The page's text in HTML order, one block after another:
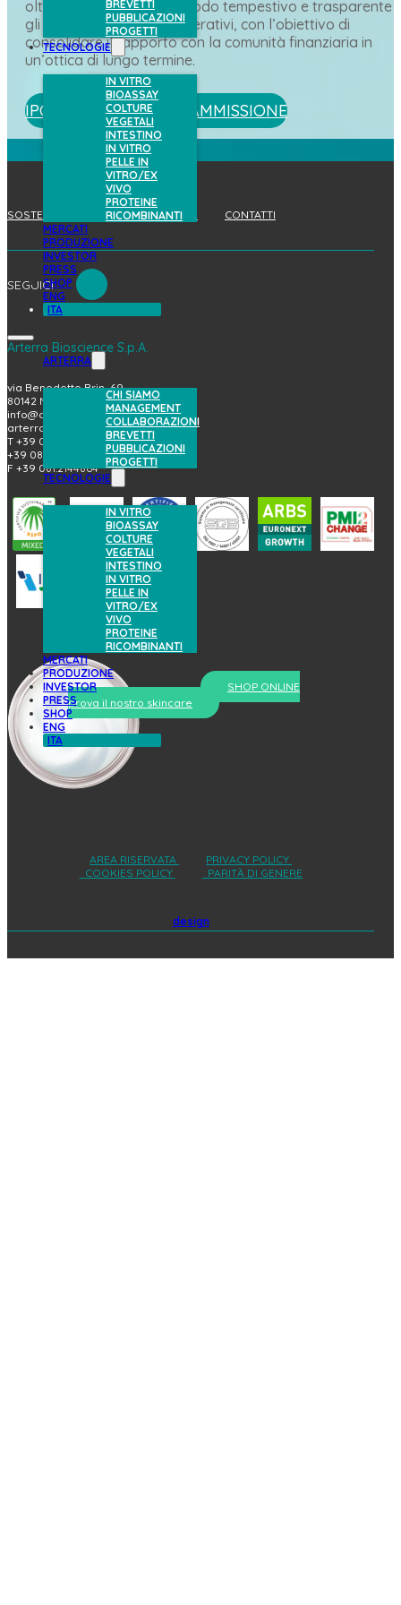
BREVETTI
PUBBLICAZIONI
PROGETTI
TECNOLOGIE
IN VITRO
BIOASSAY
COLTURE
VEGETALI
INTESTINO
IN VITRO
PELLE IN
VITRO/EX
VIVO
PROTEINE
RICOMBINANTI
MERCATI
PRODUZIONE
INVESTOR
PRESS
SHOP
ENG
ITA
ARTERRA
CHI SIAMO
MANAGEMENT
COLLABORAZIONI
BREVETTI
PUBBLICAZIONI
PROGETTI
TECNOLOGIE
IN VITRO
BIOASSAY
COLTURE
VEGETALI
INTESTINO
IN VITRO
PELLE IN
VITRO/EX
VIVO
PROTEINE
RICOMBINANTI
MERCATI
PRODUZIONE
INVESTOR
PRESS
SHOP
ENG
ITA
oltre che comunicare in modo tempestivo e trasparente
gli sviluppi strategici e operativi, con l’obiettivo di
consolidare il rapporto con la comunità finanziaria in
un’ottica di lungo termine.
IPO/DOCUMENTO DI AMMISSIONE
SOSTENIBILITÀ LAVORA CON NOI CONTATTI
SEGUICI
Arterra Bioscience S.p.A.
via Benedetto Brin, 69
80142 Napoli (Italy)
info@arterrabio.it
arterra@pec.it
T +39 081.6584411
+39 081.6584396
F +39 081.2144864
SHOP ONLINE
prova il nostro skincare
AREA RISERVATA
PRIVACY POLICY
COOKIES POLICY
PARITÀ DI GENERE
design